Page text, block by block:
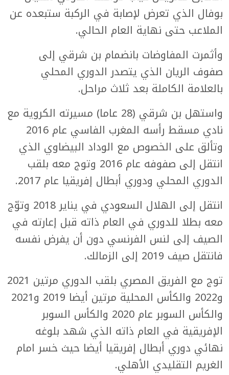
بوفال الذي تعرض لإصابة في الركبة ستبعده عن
الملاعب حتى نهاية العام الحالي.
وأثمرت المفاوضات بانضمام بن شرقي إلى
صفوف الريان الذي يتصدر الدوري المحلي
بالعلامة الكاملة بعد ثلاث مراحل.
واستهل بن شرقي (28 عاما) مسيرته الكروية مع
نادي مسقط رأسه المغرب الفاسي عام 2016
وتألق على الخصوص مع الوداد البيضاوي الذي
انتقل إلى صفوفه عام 2016 وتوج معه بلقب
الدوري المحلي ودوري أبطال إفريقيا عام 2017.
انتقل إلى الهلال السعودي في يناير 2018 وتوّج
معه بطلا للدوري في العام ذاته قبل إعارته في
الصيف إلى لنس الفرنسي دون أن يفرض نفسه
فانتقل صيف 2019 إلى الزمالك.
توج مع الفريق المصري بلقب الدوري مرتين 2021
و2022 والكأس المحلية مرتين أيضا 2019 و2021
والكأس السوبر عام 2020 والكأس السوبر
الإفريقية في العام ذاته الذي شهد بلوغه
نهائي دوري أبطال إفريقيا أيضا حيث خسر امام
الغريم التقليدي الأهلي.